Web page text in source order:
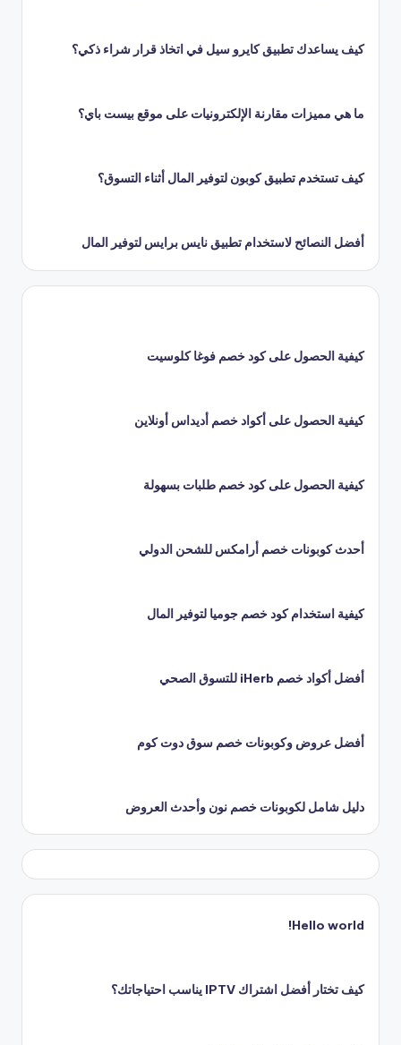
كيف يساعدك تطبيق كايرو سيل في اتخاذ قرار شراء ذكي؟
ما هي مميزات مقارنة الإلكترونيات على موقع بيست باي؟
كيف تستخدم تطبيق كوبون لتوفير المال أثناء التسوق؟
أفضل النصائح لاستخدام تطبيق نايس برايس لتوفير المال
كيفية الحصول على كود خصم فوغا كلوسيت
كيفية الحصول على أكواد خصم أديداس أونلاين
كيفية الحصول على كود خصم طلبات بسهولة
أحدث كوبونات خصم أرامكس للشحن الدولي
كيفية استخدام كود خصم جوميا لتوفير المال
أفضل أكواد خصم iHerb للتسوق الصحي
أفضل عروض وكوبونات خصم سوق دوت كوم
دليل شامل لكوبونات خصم نون وأحدث العروض
Hello world!
كيف تختار أفضل اشتراك IPTV يناسب احتياجاتك؟